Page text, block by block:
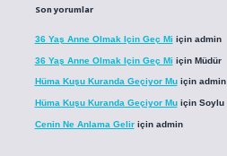
Son yorumlar
36 Yaş Anne Olmak Için Geç Mi için admin
36 Yaş Anne Olmak Için Geç Mi için Müdür
Hüma Kuşu Kuranda Geçiyor Muiçin admin
Hüma Kuşu Kuranda Geçiyor Muiçin Soylu
Cenin Ne Anlama Geliriçin admin